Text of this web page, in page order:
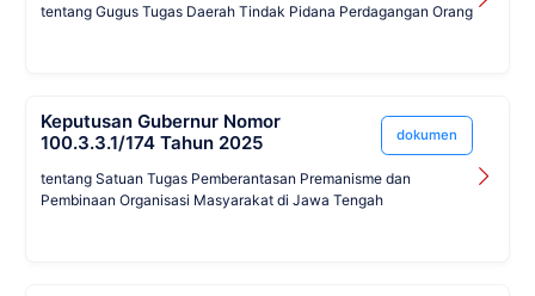
tentang Gugus Tugas Daerah Tindak Pidana Perdagangan Orang
Keputusan Gubernur Nomor
100.3.3.1/174 Tahun 2025
dokumen
tentang Satuan Tugas Pemberantasan Premanisme dan
Pembinaan Organisasi Masyarakat di Jawa Tengah